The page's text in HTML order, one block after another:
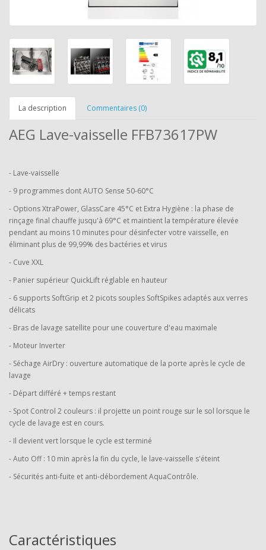
La description Commentaires (0)
AEG Lave-vaisselle FFB73617PW
- Lave-vaisselle
- 9 programmes dont AUTO Sense 50-60°C
- Options XtraPower, GlassCare 45°C et Extra Hygiène : la phase de
rinçage final chauffe jusqu'à 69°C et maintient la température élevée
pendant au moins 10 minutes pour désinfecter votre vaisselle, en
éliminant plus de 99,99% des bactéries et virus
- Cuve XXL
- Panier supérieur QuickLift réglable en hauteur
- 6 supports SoftGrip et 2 picots souples SoftSpikes adaptés aux verres
délicats
- Bras de lavage satellite pour une couverture d'eau maximale
- Moteur Inverter
- Séchage AirDry : ouverture automatique de la porte après le cycle de
lavage
- Départ différé + temps restant
- Spot Control 2 couleurs : il projette un point rouge sur le sol lorsque le
cycle de lavage est en cours.
- Il devient vert lorsque le cycle est terminé
- Auto Off : 10 min après la fin du cycle, le lave-vaisselle s'éteint
- Sécurités anti-fuite et anti-débordement AquaContrôle.
Caractéristiques